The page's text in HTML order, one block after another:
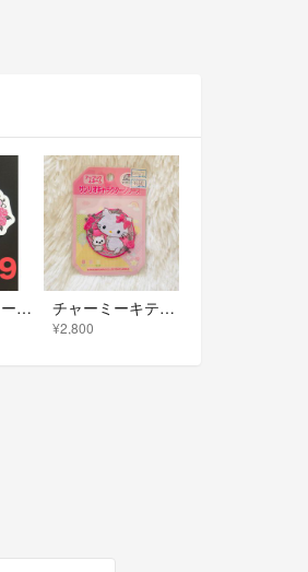
防水ステッカー チャーミーキティ 39 新品 チャーミーキティ ワッペン サンリオ 平成レトロ 2005年 当時物
¥2,800